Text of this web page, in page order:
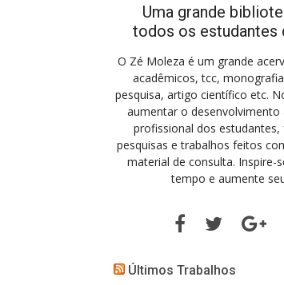
Uma grande
todos os estudantes
O Zé Moleza é um grande
acadêmicos, tcc,
pesquisa, artigo científico etc.
aumentar o desenvolvimento
profissional dos estudantes,
pesquisas e trabalhos feitos
material de consulta. Inspire-
tempo e aumente
FacebookTwitter
Últimos Trabalhos